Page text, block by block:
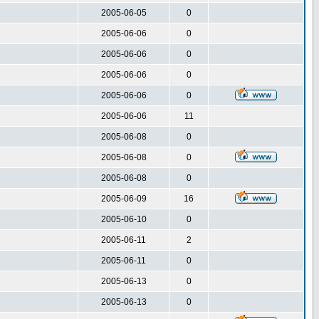
2005-06-05 0
2005-06-06 0
2005-06-06 0
2005-06-06 0
2005-06-06 0
2005-06-06 11
2005-06-08 0
2005-06-08 0
2005-06-08 0
2005-06-09 16
2005-06-10 0
2005-06-11 2
2005-06-11 0
2005-06-13 0
2005-06-13 0